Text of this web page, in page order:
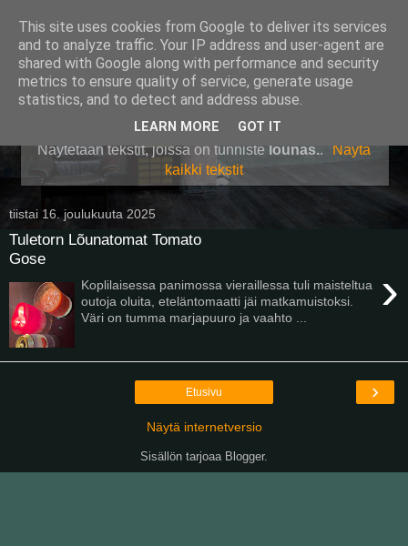
Pullollinen
Näytetään tekstit, joissa on tunniste lounas..
Näytä
kaikki tekstit
tiistai 16. joulukuuta 2025
Tuletorn Lõunatomat Tomato
Gose
›
Koplilaisessa panimossa vieraillessa tuli maisteltua
outoja oluita, eteläntomaatti jäi matkamuistoksi.
Väri on tumma marjapuuro ja vaahto ...
›
Etusivu
Näytä internetversio
Sisällön tarjoaa Blogger.
This site uses cookies from Google to deliver its services
and to analyze traffic. Your IP address and user-agent are
shared with Google along with performance and security
metrics to ensure quality of service, generate usage
statistics, and to detect and address abuse.
LEARN MORE GOT IT